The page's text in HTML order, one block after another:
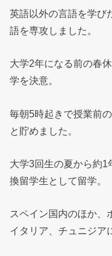
英語以外の言語を学び
語を専攻しました。
大学2年になる前の春
学を決意。
毎朝5時起きで授業前
と貯めました。
大学3回生の夏から約1
換留学生として留学。
スペイン国内のほか、
イタリア、チュニジア